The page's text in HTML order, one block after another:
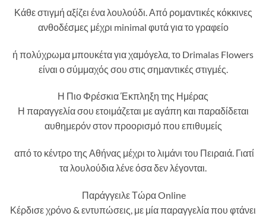
Κάθε στιγμή αξίζει ένα λουλούδι. Από ρομαντικές κόκκινες
ανθοδέσμες μέχρι minimal φυτά για το γραφείο
ή πολύχρωμα μπουκέτα για χαμόγελα, το Drimalas Flowers
είναι ο σύμμαχός σου στις σημαντικές στιγμές.
Η Πιο Φρέσκια Έκπληξη της Ημέρας
Η παραγγελία σου ετοιμάζεται με αγάπη και παραδίδεται
αυθημερόν στον προορισμό που επιθυμείς
από το κέντρο της Αθήνας μέχρι το λιμάνι του Πειραιά. Γιατί
τα λουλούδια λένε όσα δεν λέγονται.
Παράγγειλε Τώρα Online
Κέρδισε χρόνο & εντυπώσεις, με μία παραγγελία που φτάνει